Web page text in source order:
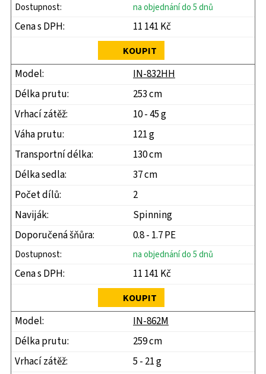
na objednání do 5 dnů
11 141 Kč
KOUPIT
IN-832HH
253 cm
10 - 45 g
121 g
130 cm
37 cm
2
Spinning
0.8 - 1.7 PE
na objednání do 5 dnů
11 141 Kč
KOUPIT
IN-862M
259 cm
5 - 21 g